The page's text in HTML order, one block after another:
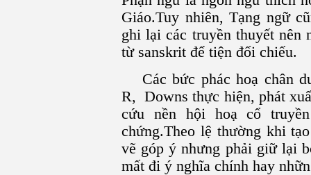
Giáo.Tuy nhiên, Tạng ngữ
ghi lại các truyền thuyết nên
từ sanskrit để tiện đối chiếu.
Các bức phác hoạ chân
R, Downs thực hiện, phát
cứu nền hội hoạ cổ
chứng.Theo lệ thường khi
vẽ góp ý nhưng phải giữ lại
mất đi ý nghĩa chính hay